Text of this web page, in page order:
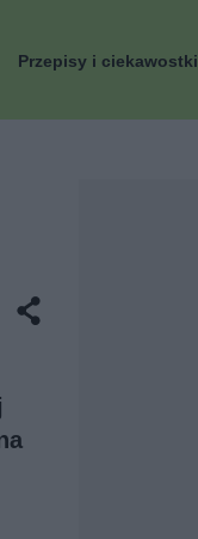
Przepisy i ciekawostki